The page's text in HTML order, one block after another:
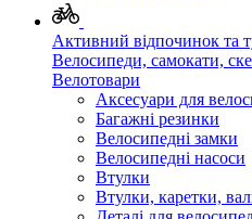
Активний відпочинок та
Велосипеди, самокати,
Велотовари
Аксесуари для
Багажні резинки
Велосипедні замки
Велосипедні насоси
Втулки
Втулки, каретки,